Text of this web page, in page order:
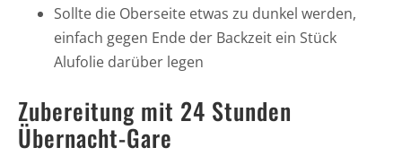
Sollte die Oberseite etwas zu dunkel werden,
einfach gegen Ende der Backzeit ein Stück
Alufolie darüber legen
Zubereitung mit 24 Stunden
Übernacht-Gare